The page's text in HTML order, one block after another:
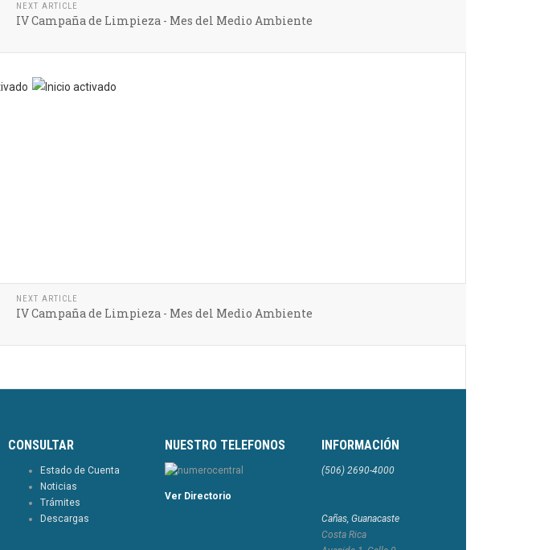
NEXT ARTICLE
IV Campaña de Limpieza - Mes del Medio Ambiente
NEXT ARTICLE
IV Campaña de Limpieza - Mes del Medio Ambiente
CONSULTAR
Estado de Cuenta
Noticias
Trámites
Descargas
NUESTRO TELEFONOS
Ver Directorio
INFORMACIÓN
(506) 2690-4000
Cañas, Guanacaste
Costa Rica